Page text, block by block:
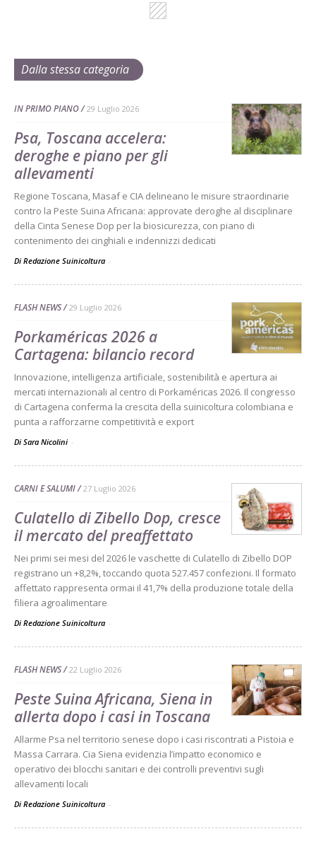
Dalla stessa categoria
IN PRIMO PIANO 29 Luglio 2026
Psa, Toscana accelera:
deroghe e piano per gli
allevamenti
Regione Toscana, Masaf e CIA delineano le misure straordinarie
contro la Peste Suina Africana: approvate deroghe al disciplinare
della Cinta Senese Dop per la biosicurezza, con piano di
contenimento dei cinghiali e indennizzi dedicati
Di Redazione Suinicoltura -
FLASH NEWS 29 Luglio 2026
Porkaméricas 2026 a
Cartagena: bilancio record
Innovazione, intelligenza artificiale, sostenibilità e apertura ai
mercati internazionali al centro di Porkaméricas 2026. Il congresso
di Cartagena conferma la crescita della suinicoltura colombiana e
punta a rafforzarne competitività e export
Di Sara Nicolini -
CARNI E SALUMI 27 Luglio 2026
Culatello di Zibello Dop, cresce
il mercato del preaffettato
Nei primi sei mesi del 2026 le vaschette di Culatello di Zibello DOP
registrano un +8,2%, toccando quota 527.457 confezioni. Il formato
affettato rappresenta ormai il 41,7% della produzione totale della
filiera agroalimentare
Di Redazione Suinicoltura -
FLASH NEWS 22 Luglio 2026
Peste Suina Africana, Siena in
allerta dopo i casi in Toscana
Allarme Psa nel territorio senese dopo i casi riscontrati a Pistoia e
Massa Carrara. Cia Siena evidenzia l’impatto economico e
operativo dei blocchi sanitari e dei controlli preventivi sugli
allevamenti locali
Di Redazione Suinicoltura -